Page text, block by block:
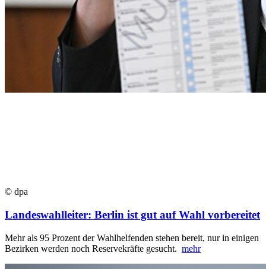
© dpa
Landeswahlleiter: Berlin ist gut auf Wahl vorbereitet
Mehr als 95 Prozent der Wahlhelfenden stehen bereit, nur in einigen
Bezirken werden noch Reservekräfte gesucht. mehr